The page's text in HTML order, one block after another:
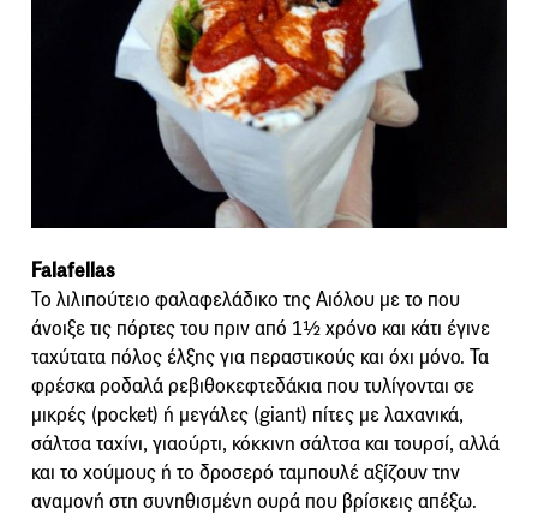
Falafellas
Το λιλιπούτειο φαλαφελάδικο της Αιόλου με το που
άνοιξε τις πόρτες του πριν από 1½ χρόνο και κάτι έγινε
ταχύτατα πόλος έλξης για περαστικούς και όχι μόνο. Τα
φρέσκα ροδαλά ρεβιθοκεφτεδάκια που τυλίγονται σε
μικρές (pocket) ή μεγάλες (giant) πίτες με λαχανικά,
σάλτσα ταχίνι, γιαούρτι, κόκκινη σάλτσα και τουρσί, αλλά
και το χούμους ή το δροσερό ταμπουλέ αξίζουν την
αναμονή στη συνηθισμένη ουρά που βρίσκεις απέξω.